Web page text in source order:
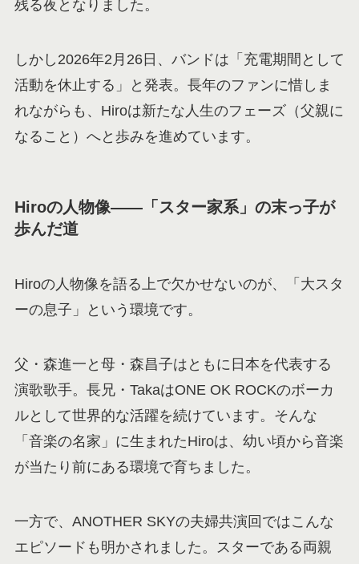
残る夜となりました。
しかし2026年2月26日、バンドは「充電期間として
活動を休止する」と発表。長年のファンに惜しま
れながらも、Hiroは新たな人生のフェーズ（父親に
なること）へと歩みを進めています。
Hiroの人物像——「スター家系」の末っ子が
歩んだ道
Hiroの人物像を語る上で欠かせないのが、「大スタ
ーの息子」という環境です。
父・森進一と母・森昌子はともに日本を代表する
演歌歌手。長兄・TakaはONE OK ROCKのボーカ
ルとして世界的な活躍を続けています。そんな
「音楽の名家」に生まれたHiroは、幼い頃から音楽
が当たり前にある環境で育ちました。
一方で、ANOTHER SKYの夫婦共演回ではこんな
エピソードも明かされました。スターである両親